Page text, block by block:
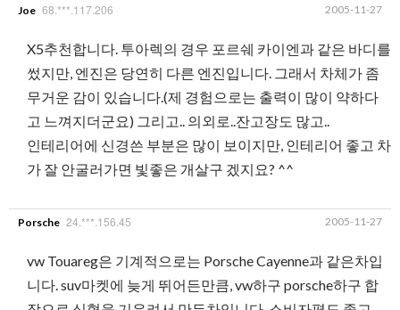
Joe 68.***.117.206 2005-11-27
X5추천합니다. 투아렉의 경우 포르쉐 카이엔과 같은 바디를
썼지만, 엔진은 당연히 다른 엔진입니다. 그래서 차체가 좀
무거운 감이 있습니다.(제 경험으로는 출력이 많이 약하다
고 느껴지더군요) 그리고.. 의외로..잔고장도 많고..
인테리어에 신경쓴 부분은 많이 보이지만, 인테리어 좋고 차
가 잘 안굴러가면 빛좋은 개살구 겠지요? ^^
Porsche 24.***.156.45 2005-11-27
vw Touareg은 기계적으로는 Porsche Cayenne과 같은차입
니다. suv마켓에 늦게 뛰어든만큼, vw하구 porsche하구 합